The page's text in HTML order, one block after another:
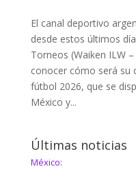
El canal deportivo
desde estos últimos
Torneos (Waiken ILW
conocer cómo será su
fútbol 2026, que se
México y...
Últimas noticias
México: